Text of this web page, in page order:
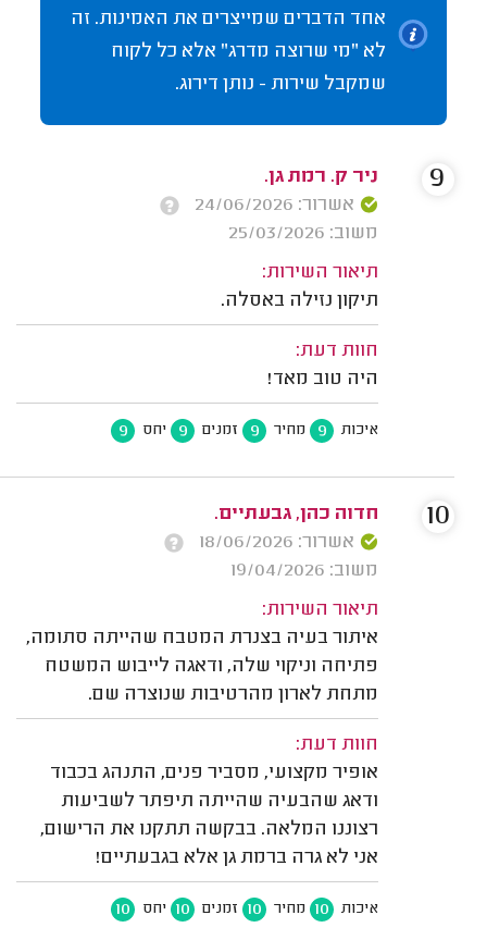
אחד הדברים שמייצרים את האמינות. זה
לא "מי שרוצה מדרג" אלא כל לקוח
שמקבל שירות - נותן דירוג.
ניר ק. רמת גן.
אשרור: 24/06/2026
משוב: 25/03/2026
תיאור השירות:
תיקון נזילה באסלה.
חוות דעת:
היה טוב מאד!
איכות 9 מחיר 9 זמנים 9 יחס 9
9
חדוה כהן, גבעתיים.
אשרור: 18/06/2026
משוב: 19/04/2026
תיאור השירות:
איתור בעיה בצנרת המטבח שהייתה סתומה,
פתיחה וניקוי שלה, ודאגה לייבוש המשטח
מתחת לארון מהרטיבות שנוצרה שם.
חוות דעת:
אופיר מקצועי, מסביר פנים, התנהג בכבוד
ודאג שהבעיה שהייתה תיפתר לשביעות
רצוננו המלאה. בבקשה תתקנו את הרישום,
אני לא גרה ברמת גן אלא בגבעתיים!
איכות 10 מחיר 10 זמנים 10 יחס 10
10